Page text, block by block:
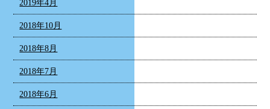
2019年4月
2018年10月
2018年8月
2018年7月
2018年6月